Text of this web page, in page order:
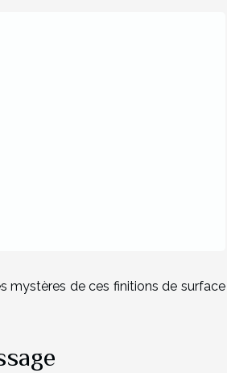
mystères de ces finitions de surface